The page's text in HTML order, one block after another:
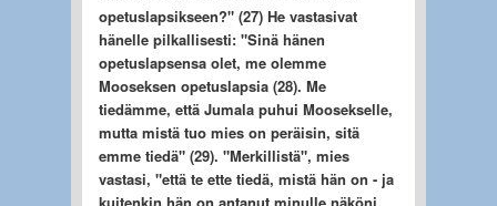
opetuslapsikseen?" (27) He vastasivat
hänelle pilkallisesti: "Sinä hänen
opetuslapsensa olet, me olemme
Mooseksen opetuslapsia (28). Me
tiedämme, että Jumala puhui Moosekselle,
mutta mistä tuo mies on peräisin, sitä
emme tiedä" (29). "Merkillistä", mies
vastasi, "että te ette tiedä, mistä hän on - ja